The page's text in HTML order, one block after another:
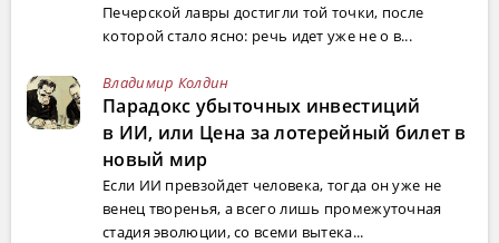
Печерской лавры достигли той точки, после
которой стало ясно: речь идет уже не о в...
Владимир Колдин
Парадокс убыточных инвестиций
в ИИ, или Цена за лотерейный билет в
новый мир
Если ИИ превзойдет человека, тогда он уже не
венец творенья, а всего лишь промежуточная
стадия эволюции, со всеми вытека...